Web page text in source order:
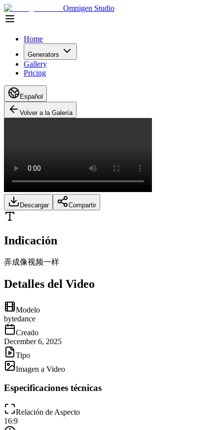
Omnigen Studio
Home
Generators
Gallery
Pricing
Español
Volver a la Galería
Descargar Compartir
Indicación
弄成像视频一样
Detalles del Video
Modelo
bytedance
Creado
December 6, 2025
Tipo
Imagen a Video
Especificaciones técnicas
Relación de Aspecto
16:9